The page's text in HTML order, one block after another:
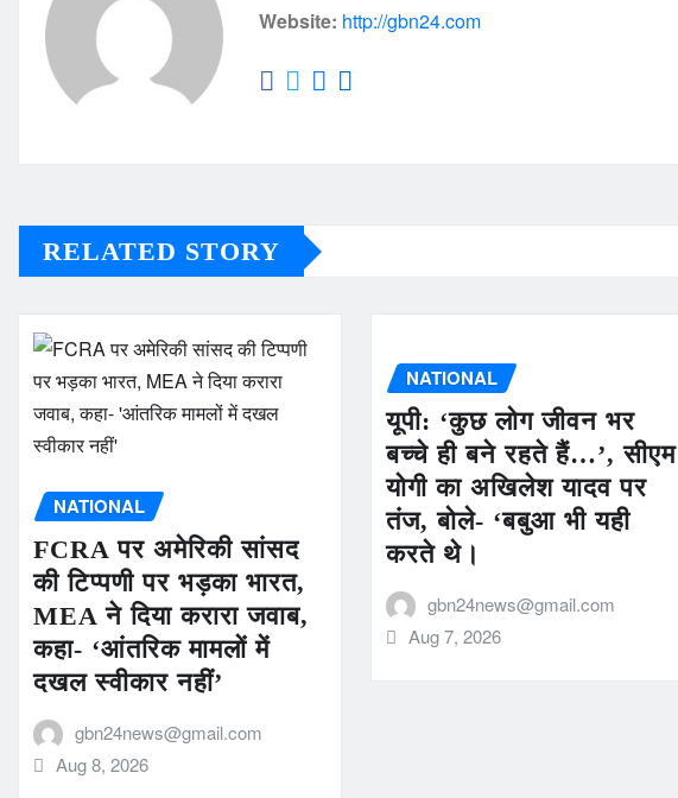
Website: http://gbn24.com
RELATED STORY
NATIONAL
FCRA पर अमेरिकी सांसद
की टिप्पणी पर भड़का भारत,
MEA ने दिया करारा जवाब,
कहा- ‘आंतरिक मामलों में
दखल स्वीकार नहीं’
gbn24news@gmail.com
Aug 8, 2026
NATIONAL
यूपी: ‘कुछ लोग जीवन भर
बच्चे ही बने रहते हैं…’, सीएम
योगी का अखिलेश यादव पर
तंज, बोले- ‘बबुआ भी यही
करते थे।
gbn24news@gmail.com
Aug 7, 2026